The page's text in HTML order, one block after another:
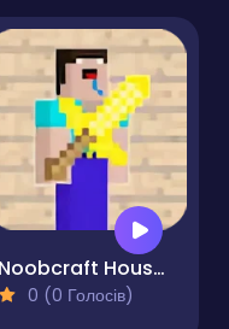
Noobcraft House Escape
0 (0 Голосів)